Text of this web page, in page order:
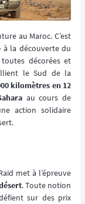
au Maroc. C’est
à la découverte du
décorées et
le Sud de la
kilomètres en 12
au cours de
action solidaire
met à l’épreuve
. Toute notion
sur des prix